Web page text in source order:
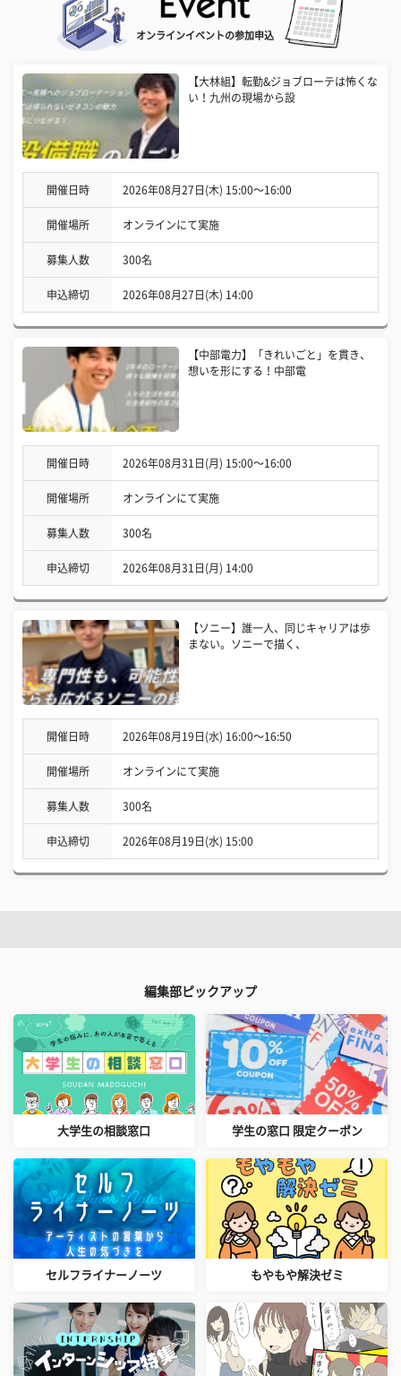
オンラインイベントの参加申込
【大林組】転勤&ジョブローテは怖くな
い！九州の現場から設
開催日時 2026年08月27日(木) 15:00〜16:00
開催場所 オンラインにて実施
募集人数 300名
申込締切 2026年08月27日(木) 14:00
【中部電力】「きれいごと」を貫き、
想いを形にする！中部電
開催日時 2026年08月31日(月) 15:00〜16:00
開催場所 オンラインにて実施
募集人数 300名
申込締切 2026年08月31日(月) 14:00
【ソニー】誰一人、同じキャリアは歩
まない。ソニーで描く、
開催日時 2026年08月19日(水) 16:00〜16:50
開催場所 オンラインにて実施
募集人数 300名
申込締切 2026年08月19日(水) 15:00
編集部ピックアップ
大学生の相談窓口 学生の窓口 限定クーポン
セルフライナーノーツ もやもや解決ゼミ